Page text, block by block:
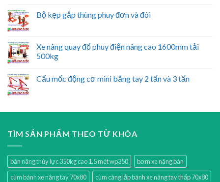
Bộ kẹp gắp thùng phuy đơn và đôi
Xe nâng quay đổ phuy điện nâng cao 1600mm tải
500kg
Cẩu mốc động cơ mini bằng tay 2 tấn và 3 tấn
TÌM SẢN PHẨM THEO TỪ KHÓA
bàn nâng thủy lực 350kg cao 1.5 mét wp350
bơm xe nâng bàn
cùm bánh xe nâng tay 70x80
cùm càng lắp bánh xe nâng tay thấp 70x80